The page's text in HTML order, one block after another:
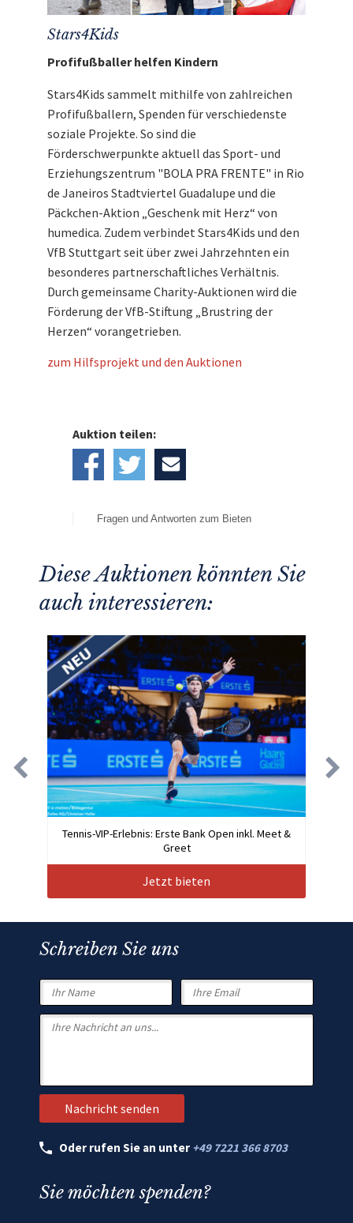
Stars4Kids
Profifußballer helfen Kindern
Stars4Kids sammelt mithilfe von zahlreichen
Profifußballern, Spenden für verschiedenste
soziale Projekte. So sind die
Förderschwerpunkte aktuell das Sport- und
Erziehungszentrum "BOLA PRA FRENTE" in Rio
de Janeiros Stadtviertel Guadalupe und die
Päckchen-Aktion „Geschenk mit Herz“ von
humedica. Zudem verbindet Stars4Kids und den
VfB Stuttgart seit über zwei Jahrzehnten ein
besonderes partnerschaftliches Verhältnis.
Durch gemeinsame Charity-Auktionen wird die
Förderung der VfB-Stiftung „Brustring der
Herzen“ vorangetrieben.
zum Hilfsprojekt und den Auktionen
Auktion teilen:
Fragen und Antworten zum Bieten
Diese Auktionen könnten Sie
auch interessieren:
Tennis-VIP-Erlebnis: Erste Bank Open inkl. Meet &
Greet
Jetzt bieten
Schreiben Sie uns
Oder rufen Sie an unter +49 7221 366 8703
Sie möchten spenden?